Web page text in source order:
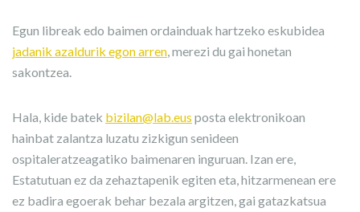
Egun libreak edo baimen ordainduak hartzeko eskubidea
jadanik azaldurik egon arren , merezi du gai honetan
sakontzea.
Hala, kide batek bizilan@lab.eus posta elektronikoan
hainbat zalantza luzatu zizkigun senideen
ospitaleratzeagatiko baimenaren inguruan. Izan ere,
Estatutuan ez da zehaztapenik egiten eta, hitzarmenean ere
ez badira egoerak behar bezala argitzen, gai gatazkatsua